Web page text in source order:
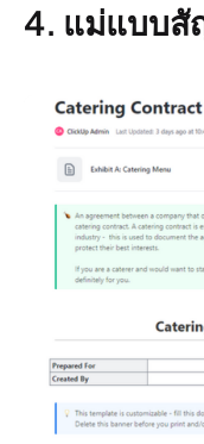
4. แม่แบบสั